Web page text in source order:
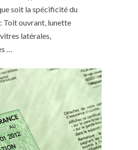
soit la spécificité du
Toit ouvrant, lunette
latérales,
…